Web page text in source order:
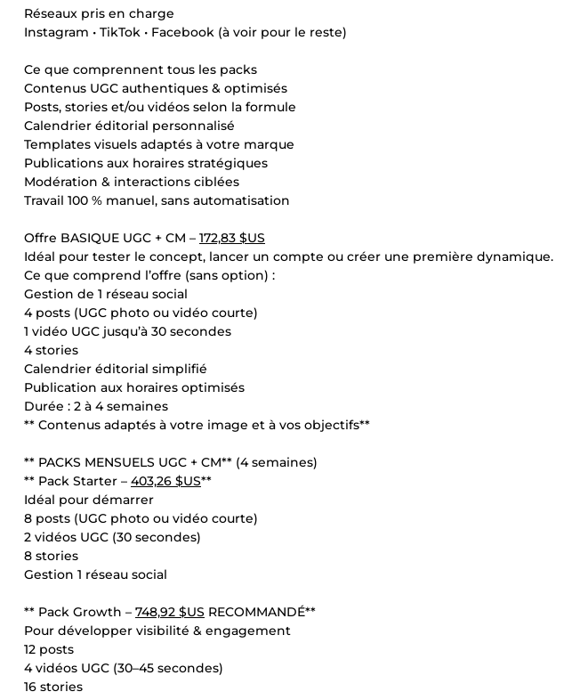
Réseaux pris en charge
Instagram • TikTok • Facebook (à voir pour le reste)
Ce que comprennent tous les packs
Contenus UGC authentiques & optimisés
Posts, stories et/ou vidéos selon la formule
Calendrier éditorial personnalisé
Templates visuels adaptés à votre marque
Publications aux horaires stratégiques
Modération & interactions ciblées
Travail 100 % manuel, sans automatisation
Offre BASIQUE UGC + CM – 172,83 $US
Idéal pour tester le concept, lancer un compte ou créer une première dynamique.
Ce que comprend l’offre (sans option) :
Gestion de 1 réseau social
4 posts (UGC photo ou vidéo courte)
1 vidéo UGC jusqu’à 30 secondes
4 stories
Calendrier éditorial simplifié
Publication aux horaires optimisés
Durée : 2 à 4 semaines
** Contenus adaptés à votre image et à vos objectifs**
** PACKS MENSUELS UGC + CM** (4 semaines)
** Pack Starter – 403,26 $US**
Idéal pour démarrer
8 posts (UGC photo ou vidéo courte)
2 vidéos UGC (30 secondes)
8 stories
Gestion 1 réseau social
** Pack Growth – 748,92 $US RECOMMANDÉ**
Pour développer visibilité & engagement
12 posts
4 vidéos UGC (30–45 secondes)
16 stories